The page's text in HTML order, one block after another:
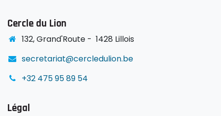
Cercle du Lion
132, Grand'Route - 1428 Lillois
secretariat@cercledulion.be
+32 475 95 89 54
Légal